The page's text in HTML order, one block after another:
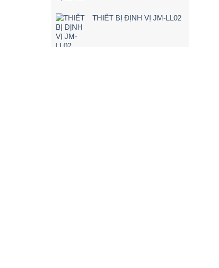
THIẾT BỊ ĐỊNH VỊ JM-LL02